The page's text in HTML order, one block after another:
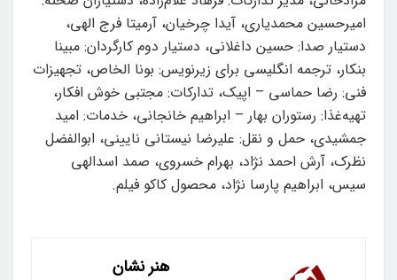
امیرحسین محمدیاری، آیدا چرخیان، آرمیتا فرج الهی،
دستیار صدا: حسین داغلانی، دستیار دوم کارگردان: مبینا
بنکار، ترجمه انگلیسی برای زیرنویس: بونا الخاص، تجهیزات
فنی: رضا حماسی – اپیک، تدارکات: مجتبی خوش افکار،
تهیه‌غذا: رستوران بهار – ابراهیم خانجانی، خدمات: امید
جمشیدی، حمل و نقل: علیرضا نیستانی نایینی، ابوالفضل
نظرک، آرش احمد نژاد، بهرام خسروی، صمد اسدالهی
سیس، ابراهیم پارسا نژاد، محصول کاکو فیلم.
هنر نشان